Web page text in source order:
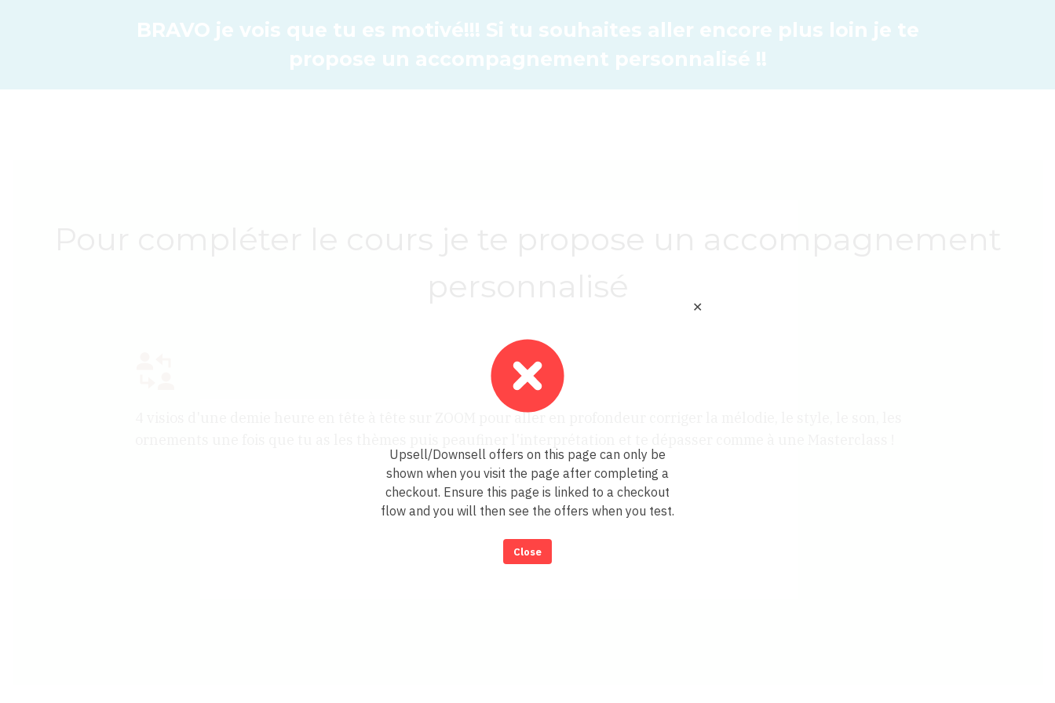
BRAVO je vois que tu es motivé!!! Si tu souhaites aller encore plus loin je te
propose un accompagnement personnalisé !!
4 visios d'une demie heure en tête à tête sur ZOOM pour aller en profondeur corriger la mélodie, le style, le son, les
✕
Upsell/Downsell offers on this page can only be
shown when you visit the page after completing a
checkout. Ensure this page is linked to a checkout
flow and you will then see the offers when you test.
Close